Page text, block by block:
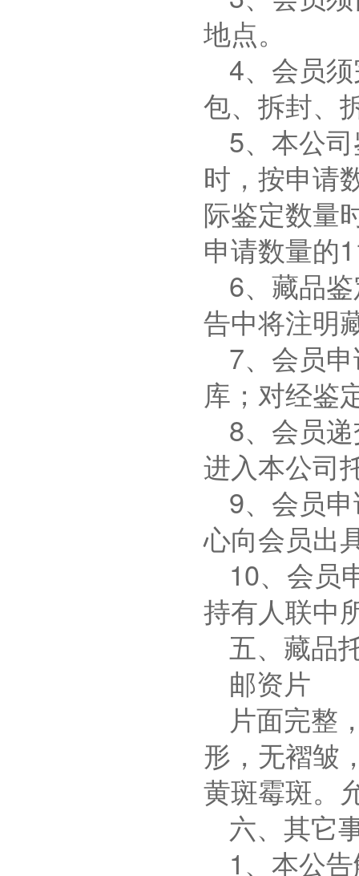
地点。
4、会员
包、拆封、
5、本公
时，按申请
际鉴定数量
申请数量的
6、藏品
告中将注明
7、会员
库；对经鉴
8、会员
进入本公司
9、会员
心向会员出
10、会员
持有人联中
五、藏品
邮资片
片面完整
形，无褶皱
黄斑霉斑。
六、其它
1 、本公